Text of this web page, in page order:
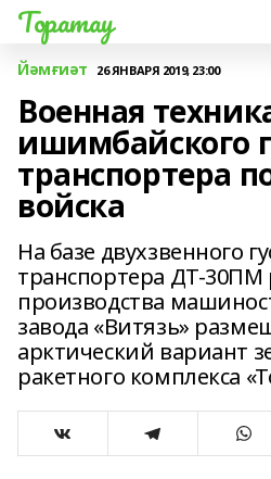
Торатау
Йәмғиәт 26 ЯНВАРЯ 2019, 23:00
Военная
ишимбайского
транспортера
войска
На базе двухзвенного
транспортера ДТ-30ПМ
производства
завода «Витязь»
арктический вариант
ракетного комплекса